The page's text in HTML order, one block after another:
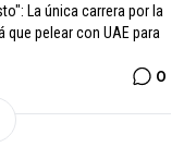
La única carrera por la
que pelear con UAE para
0